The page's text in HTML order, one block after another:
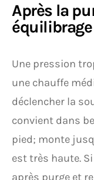
Après la
équilibrage
Une pression
une chauffe
déclencher la
convient dans
pied; monte
est très haute.
après purge et